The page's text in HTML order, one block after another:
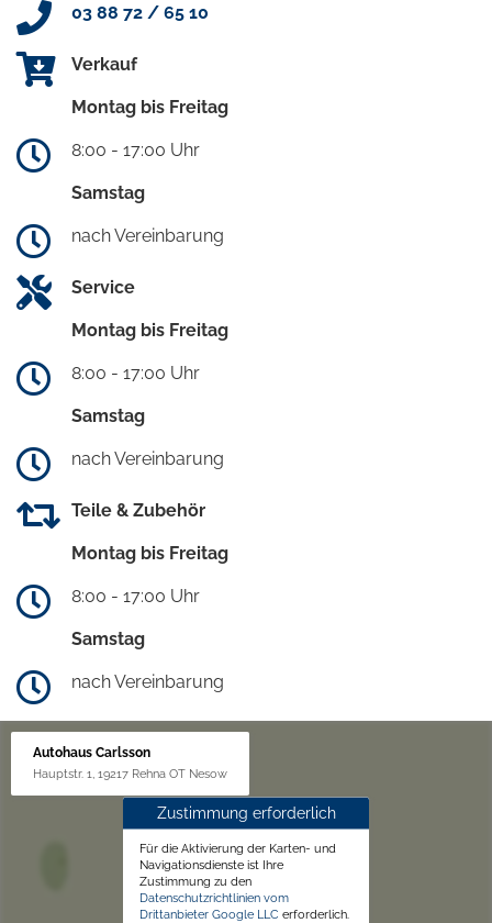
03 88 72 / 65 10
Verkauf
Montag bis Freitag
8:00 - 17:00 Uhr
Samstag
nach Vereinbarung
Service
Montag bis Freitag
8:00 - 17:00 Uhr
Samstag
nach Vereinbarung
Teile & Zubehör
Montag bis Freitag
8:00 - 17:00 Uhr
Samstag
nach Vereinbarung
Autohaus Carlsson
Hauptstr. 1, 19217 Rehna OT Nesow
Zustimmung erforderlich
Für die Aktivierung der Karten- und
Navigationsdienste ist Ihre
Zustimmung zu den
Datenschutzrichtlinien vom
Drittanbieter Google LLC erforderlich.